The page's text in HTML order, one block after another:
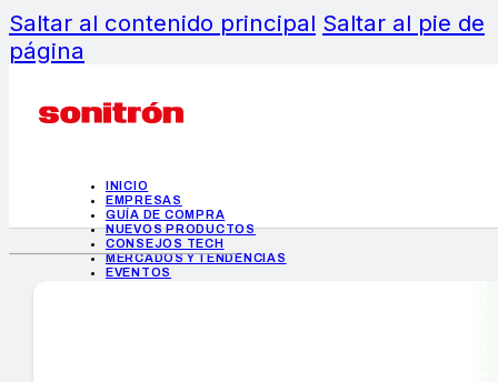
Saltar al contenido principal Saltar al pie de
página
INICIO
EMPRESAS
GUÍA DE COMPRA
NUEVOS PRODUCTOS
CONSEJOS TECH
MERCADOS Y TENDENCIAS
EVENTOS